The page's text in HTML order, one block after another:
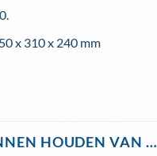
x 310 x 240 mm
HOUDEN VAN …